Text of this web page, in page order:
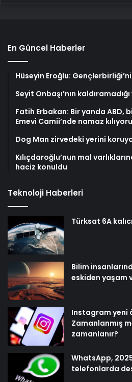
En Güncel Haberler
Hüseyin Eroğlu:
Seyit Onbaşı’nın
Fatih Erbakan: Bir yanda ABD,
Emevi Camii’nde namaz
Dog Man zirvedeki yerini
Kılıçdaroğlu’nun mal
haciz konuldu
Teknoloji Haberleri
Türksat 6A
Bilim
eskiden yaşam
Instagram yeni
Zamanlanmış
zamanlanır?
WhatsApp,
telefonlarda